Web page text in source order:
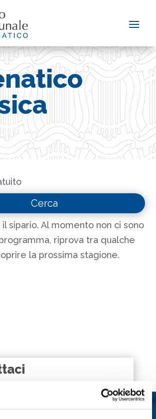
sipario. Al momento non ci sono
riprova tra qualche
la prossima stagione.